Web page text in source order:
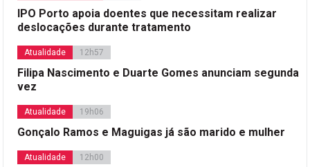
IPO Porto apoia doentes que necessitam realizar
deslocações durante tratamento
Atualidade 12h57
Filipa Nascimento e Duarte Gomes anunciam segunda
vez
Atualidade 19h06
Gonçalo Ramos e Maguigas já são marido e mulher
Atualidade 12h00